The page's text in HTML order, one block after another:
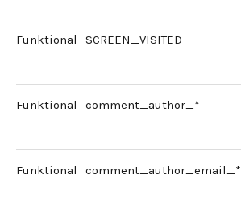
Funktional SCREEN_VISITED
Funktional comment_author_*
Funktional comment_author_email_*